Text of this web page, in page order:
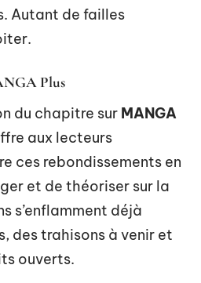
Autant de failles
Plus
du chapitre sur MANGA
aux lecteurs
ces rebondissements en
et de théoriser sur la
s’enflamment déjà
des trahisons à venir et
ouverts.